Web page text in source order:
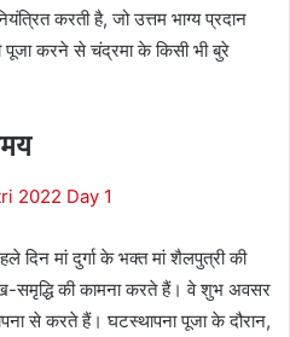
करती है, जो उत्तम भाग्य प्रदान
पूजा करने से चंद्रमा के किसी भी बुरे
दिन मां दुर्गा के भक्त मां शैलपुत्री की
समृद्धि की कामना करते हैं। वे शुभ अवसर
से करते हैं। घटस्थापना पूजा के दौरान,